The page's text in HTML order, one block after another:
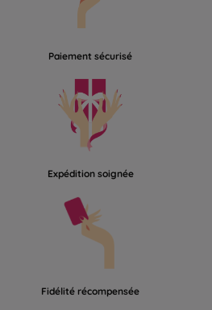
Paiement sécurisé
Expédition soignée
Fidélité récompensée